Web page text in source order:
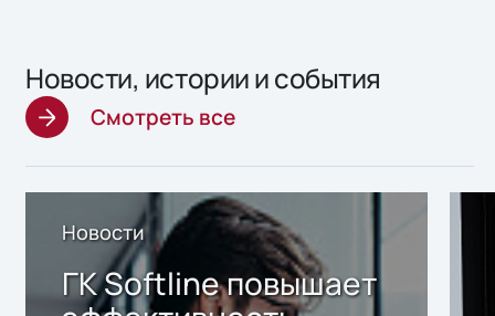
Новости, истории и события
Смотреть все
Новости
ГК Softline повышает